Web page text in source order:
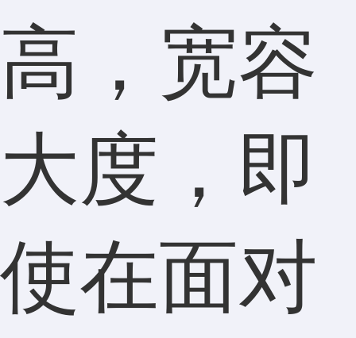
高，宽容
大度，即
使在面对